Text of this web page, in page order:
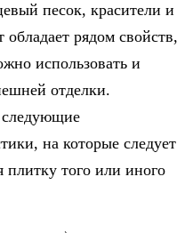
песок, красители и
рядом свойств,
использовать и
отделки.
следующие
на которые следует
плитку того или иного